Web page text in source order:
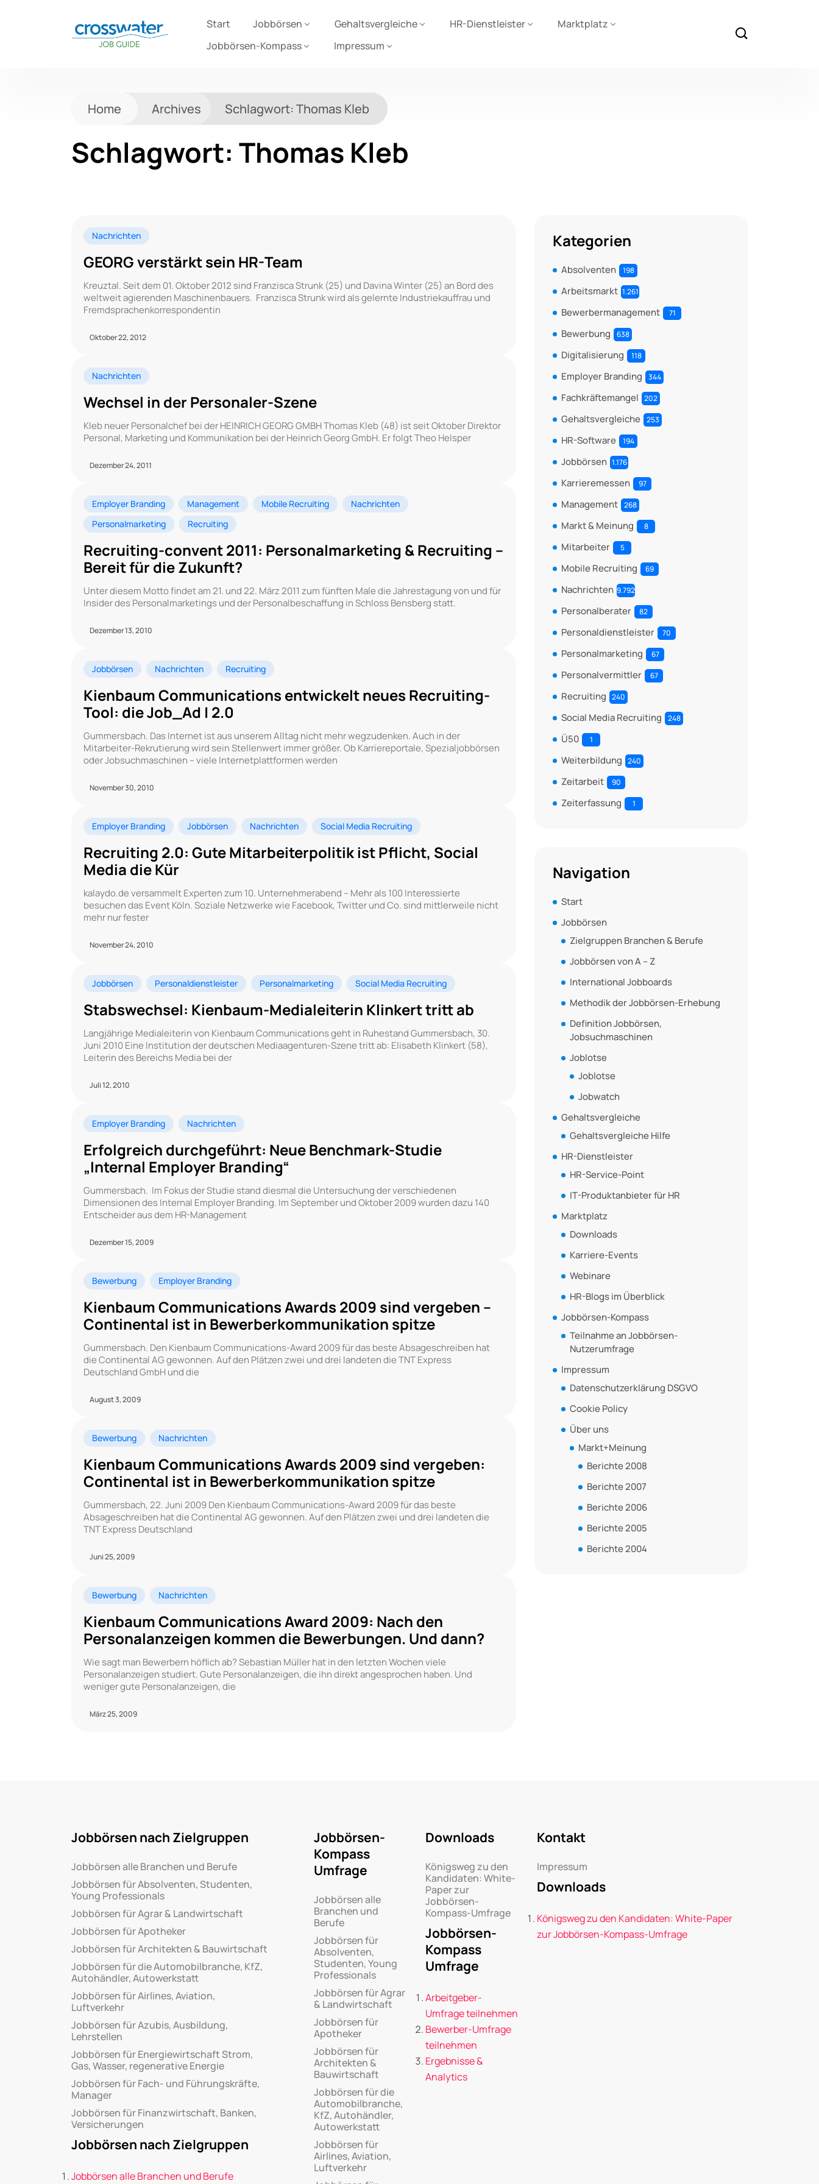
Start Jobbörsen Gehaltsvergleiche HR-Dienstleister
Marktplatz
Jobbörsen-Kompass
Impressum
Home Archives Schlagwort:Thomas Kleb
Schlagwort: Thomas Kleb
Nachrichten
GEORG verstärkt sein HR-Team
Kreuztal. Seit dem 01. Oktober 2012 sind Franzisca Strunk (25) und Davina Winter (25) an Bord des
weltweit agierenden Maschinenbauers. Franzisca Strunk wird als gelernte Industriekauffrau und
Fremdsprachenkorrespondentin
Oktober 22, 2012
Nachrichten
Wechsel in der Personaler-Szene
Kleb neuer Personalchef bei der HEINRICH GEORG GMBH Thomas Kleb (48) ist seit Oktober Direktor
Personal, Marketing und Kommunikation bei der Heinrich Georg GmbH. Er folgt Theo Helsper
Dezember 24, 2011
Employer Branding Management Mobile Recruiting
Nachrichten
Personalmarketing
Recruiting
Recruiting-convent 2011: Personalmarketing & Recruiting –
Bereit für die Zukunft?
Unter diesem Motto findet am 21. und 22. März 2011 zum fünften Male die Jahrestagung von und für
Insider des Personalmarketings und der Personalbeschaffung in Schloss Bensberg statt.
Dezember 13, 2010
Jobbörsen Nachrichten Recruiting
Kienbaum Communications entwickelt neues Recruiting-
Tool: die Job_Ad | 2.0
Gummersbach. Das Internet ist aus unserem Alltag nicht mehr wegzudenken. Auch in der
Mitarbeiter-Rekrutierung wird sein Stellenwert immer größer. Ob Karriereportale, Spezialjobbörsen
oder Jobsuchmaschinen – viele Internetplattformen werden
November 30, 2010
Employer Branding Jobbörsen Nachrichten Social Media Recruiting
Recruiting 2.0: Gute Mitarbeiterpolitik ist Pflicht, Social
Media die Kür
kalaydo.de versammelt Experten zum 10. Unternehmerabend – Mehr als 100 Interessierte
besuchen das Event Köln. Soziale Netzwerke wie Facebook, Twitter und Co. sind mittlerweile nicht
mehr nur fester
November 24, 2010
Jobbörsen Personaldienstleister Personalmarketing Social Media Recruiting
Stabswechsel: Kienbaum-Medialeiterin Klinkert tritt ab
Langjährige Medialeiterin von Kienbaum Communications geht in Ruhestand Gummersbach, 30.
Juni 2010 Eine Institution der deutschen Mediaagenturen-Szene tritt ab: Elisabeth Klinkert (58),
Leiterin des Bereichs Media bei der
Juli 12, 2010
Employer Branding Nachrichten
Erfolgreich durchgeführt: Neue Benchmark-Studie
„Internal Employer Branding“
Gummersbach. Im Fokus der Studie stand diesmal die Untersuchung der verschiedenen
Dimensionen des Internal Employer Branding. Im September und Oktober 2009 wurden dazu 140
Entscheider aus dem HR-Management
Dezember 15, 2009
Bewerbung Employer Branding
Kienbaum Communications Awards 2009 sind vergeben –
Continental ist in Bewerberkommunikation spitze
Gummersbach. Den Kienbaum Communications-Award 2009 für das beste Absageschreiben hat
die Continental AG gewonnen. Auf den Plätzen zwei und drei landeten die TNT Express
Deutschland GmbH und die
August 3, 2009
Bewerbung Nachrichten
Kienbaum Communications Awards 2009 sind vergeben:
Continental ist in Bewerberkommunikation spitze
Gummersbach, 22. Juni 2009 Den Kienbaum Communications-Award 2009 für das beste
Absageschreiben hat die Continental AG gewonnen. Auf den Plätzen zwei und drei landeten die
TNT Express Deutschland
Juni 25, 2009
Bewerbung Nachrichten
Kienbaum Communications Award 2009: Nach den
Personalanzeigen kommen die Bewerbungen. Und dann?
Wie sagt man Bewerbern höflich ab? Sebastian Müller hat in den letzten Wochen viele
Personalanzeigen studiert. Gute Personalanzeigen, die ihn direkt angesprochen haben. Und
weniger gute Personalanzeigen, die
März 25, 2009
Kategorien
Absolventen 198
Arbeitsmarkt 1.261
Bewerbermanagement 71
Bewerbung 638
Digitalisierung 118
Employer Branding 344
Fachkräftemangel 202
Gehaltsvergleiche 253
HR-Software 194
Jobbörsen 1.176
Karrieremessen 97
Management 268
Markt & Meinung 8
Mitarbeiter 5
Mobile Recruiting 69
Nachrichten 9.792
Personalberater 82
Personaldienstleister 70
Personalmarketing 67
Personalvermittler 67
Recruiting 240
Social Media Recruiting 248
Ü50 1
Weiterbildung 240
Zeitarbeit 90
Zeiterfassung 1
Navigation
Start
Jobbörsen
Zielgruppen Branchen & Berufe
Jobbörsen von A – Z
International Jobboards
Methodik der Jobbörsen-Erhebung
Definition Jobbörsen,
Jobsuchmaschinen
Joblotse
Joblotse
Jobwatch
Gehaltsvergleiche
Gehaltsvergleiche Hilfe
HR-Dienstleister
HR-Service-Point
IT-Produktanbieter für HR
Marktplatz
Downloads
Karriere-Events
Webinare
HR-Blogs im Überblick
Jobbörsen-Kompass
Teilnahme an Jobbörsen-
Nutzerumfrage
Impressum
Datenschutzerklärung DSGVO
Cookie Policy
Über uns
Markt+Meinung
Berichte 2008
Berichte 2007
Berichte 2006
Berichte 2005
Berichte 2004
Jobbörsen nach Zielgruppen
Jobbörsen alle Branchen und Berufe
Jobbörsen für Absolventen, Studenten,
Young Professionals
Jobbörsen für Agrar & Landwirtschaft
Jobbörsen für Apotheker
Jobbörsen für Architekten & Bauwirtschaft
Jobbörsen für die Automobilbranche, KfZ,
Autohändler, Autowerkstatt
Jobbörsen für Airlines, Aviation,
Luftverkehr
Jobbörsen für Azubis, Ausbildung,
Lehrstellen
Jobbörsen für Energiewirtschaft Strom,
Gas, Wasser, regenerative Energie
Jobbörsen für Fach- und Führungskräfte,
Manager
Jobbörsen für Finanzwirtschaft, Banken,
Versicherungen
Jobbörsen nach Zielgruppen
Jobbörsen alle Branchen und Berufe
Jobbörsen-
Kompass
Umfrage
Jobbörsen alle
Branchen und
Berufe
Jobbörsen für
Absolventen,
Studenten, Young
Professionals
Jobbörsen für Agrar
& Landwirtschaft
Jobbörsen für
Apotheker
Jobbörsen für
Architekten &
Bauwirtschaft
Jobbörsen für die
Automobilbranche,
KfZ, Autohändler,
Autowerkstatt
Jobbörsen für
Airlines, Aviation,
Luftverkehr
Downloads
Königsweg zu den
Kandidaten: White-
Paper zur
Jobbörsen-
Kompass-Umfrage
Jobbörsen-
Kompass
Umfrage
Arbeitgeber-
Umfrage teilnehmen
Bewerber-Umfrage
teilnehmen
Ergebnisse &
Analytics
Kontakt
Impressum
Downloads
Königsweg zu den Kandidaten: White-Paper
zur Jobbörsen-Kompass-Umfrage